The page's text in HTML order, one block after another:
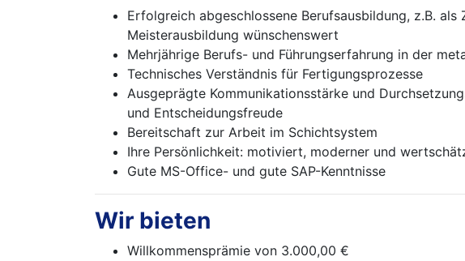
Erfolgreich abgeschlossene Berufsausbildung, z.B.
Meisterausbildung wünschenswert
Mehrjährige Berufs- und Führungserfahrung in der
Technisches Verständnis für Fertigungsprozesse
Ausgeprägte Kommunikationsstärke und
und Entscheidungsfreude
Bereitschaft zur Arbeit im Schichtsystem
Ihre Persönlichkeit: motiviert, moderner und
Gute MS-Office- und gute SAP-Kenntnisse
Wir bieten
Willkommensprämie von 3.000,00 €